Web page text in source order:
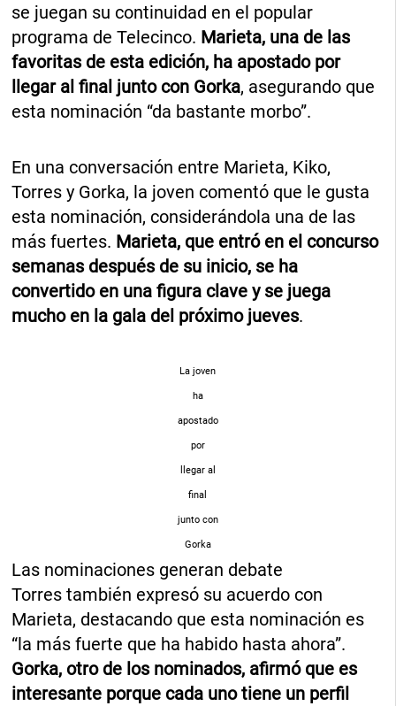
se juegan su continuidad en el popular
programa de Telecinco. Marieta, una de las
favoritas de esta edición, ha apostado por
llegar al final junto con Gorka, asegurando que
esta nominación “da bastante morbo”.
En una conversación entre Marieta, Kiko,
Torres y Gorka, la joven comentó que le gusta
esta nominación, considerándola una de las
más fuertes. Marieta, que entró en el concurso
semanas después de su inicio, se ha
convertido en una figura clave y se juega
mucho en la gala del próximo jueves.
La joven
ha
apostado
por
llegar al
final
junto con
Gorka
Las nominaciones generan debate
Torres también expresó su acuerdo con
Marieta, destacando que esta nominación es
“la más fuerte que ha habido hasta ahora”.
Gorka, otro de los nominados, afirmó que es
interesante porque cada uno tiene un perfil